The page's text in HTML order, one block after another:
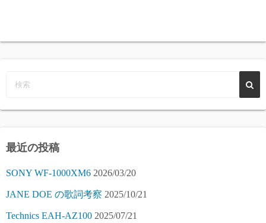
最近の投稿
SONY WF-1000XM6 2026/03/20
JANE DOE の歌詞考察 2025/10/21
Technics EAH-AZ100 2025/07/21